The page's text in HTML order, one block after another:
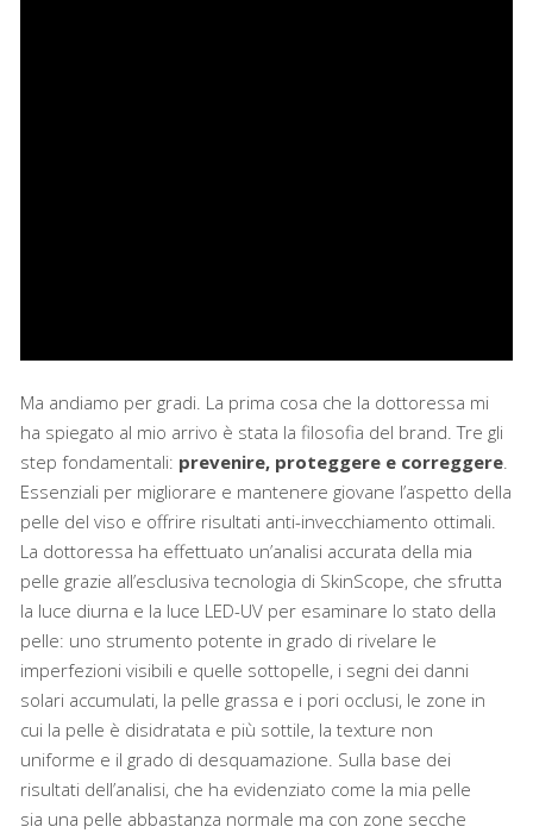
Ma andiamo per gradi. La prima cosa che la dottoressa mi
ha spiegato al mio arrivo è stata la filosofia del brand. Tre gli
step fondamentali: prevenire, proteggere e correggere
Essenziali per migliorare e mantenere giovane l’aspetto della
pelle del viso e offrire risultati anti-invecchiamento ottimali.
La dottoressa ha effettuato un’analisi accurata della mia
pelle grazie all’esclusiva tecnologia di SkinScope, che sfrutta
la luce diurna e la luce LED-UV per esaminare lo stato della
pelle: uno strumento potente in grado di rivelare le
imperfezioni visibili e quelle sottopelle, i segni dei danni
solari accumulati, la pelle grassa e i pori occlusi, le zone in
cui la pelle è disidratata e più sottile, la texture non
uniforme e il grado di desquamazione. Sulla base dei
risultati dell’analisi, che ha evidenziato come la mia pelle
sia una pelle abbastanza normale ma con zone secche